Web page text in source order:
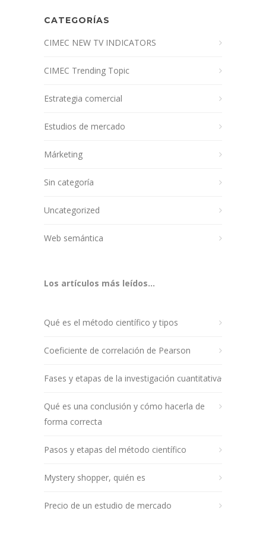
CATEGORÍAS
CIMEC NEW TV INDICATORS
CIMEC Trending Topic
Estrategia comercial
Estudios de mercado
Márketing
Sin categoría
Uncategorized
Web semántica
Los artículos más leídos...
Qué es el método científico y tipos
Coeficiente de correlación de Pearson
Fases y etapas de la investigación cuantitativa
Qué es una conclusión y cómo hacerla de
forma correcta
Pasos y etapas del método científico
Mystery shopper, quién es
Precio de un estudio de mercado